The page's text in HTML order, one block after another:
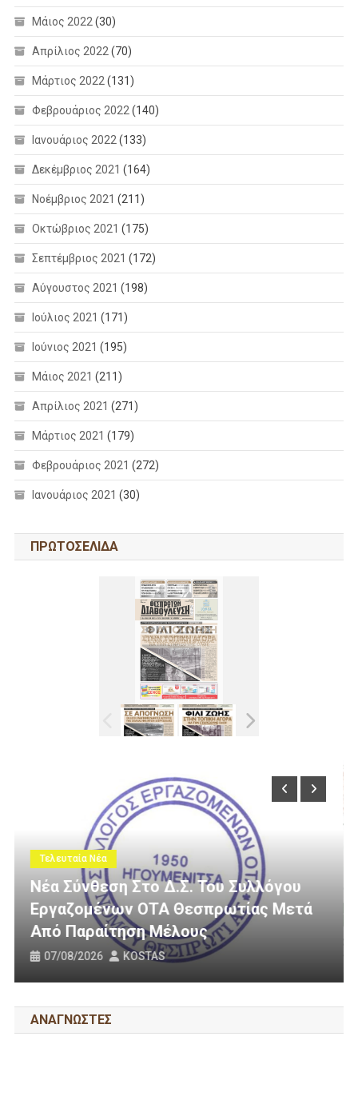
Μάιος 2022 (30)
Απρίλιος 2022 (70)
Μάρτιος 2022 (131)
Φεβρουάριος 2022 (140)
Ιανουάριος 2022 (133)
Δεκέμβριος 2021 (164)
Νοέμβριος 2021 (211)
Οκτώβριος 2021 (175)
Σεπτέμβριος 2021 (172)
Αύγουστος 2021 (198)
Ιούλιος 2021 (171)
Ιούνιος 2021 (195)
Μάιος 2021 (211)
Απρίλιος 2021 (271)
Μάρτιος 2021 (179)
Φεβρουάριος 2021 (272)
Ιανουάριος 2021 (30)
ΠΡΩΤΟΣΕΛΙΔΑ
Μετά
Τελευταία Νέα
3 Εκατομμύρια Ευρώ Για
Οδοποιία Στον Δήμο
31/07/2026 KOSTAS
ΑΝΑΓΝΩΣΤΕΣ